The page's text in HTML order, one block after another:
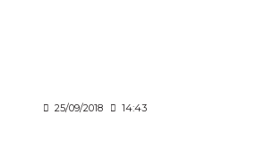
25/09/2018 14:43